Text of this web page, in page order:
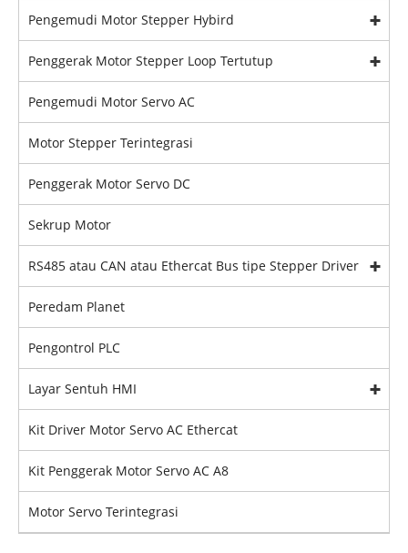
Pengemudi Motor Stepper Hybird
Penggerak Motor Stepper Loop Tertutup
Pengemudi Motor Servo AC
Motor Stepper Terintegrasi
Penggerak Motor Servo DC
Sekrup Motor
RS485 atau CAN atau Ethercat Bus tipe Stepper Driver
Peredam Planet
Pengontrol PLC
Layar Sentuh HMI
Kit Driver Motor Servo AC Ethercat
Kit Penggerak Motor Servo AC A8
Motor Servo Terintegrasi